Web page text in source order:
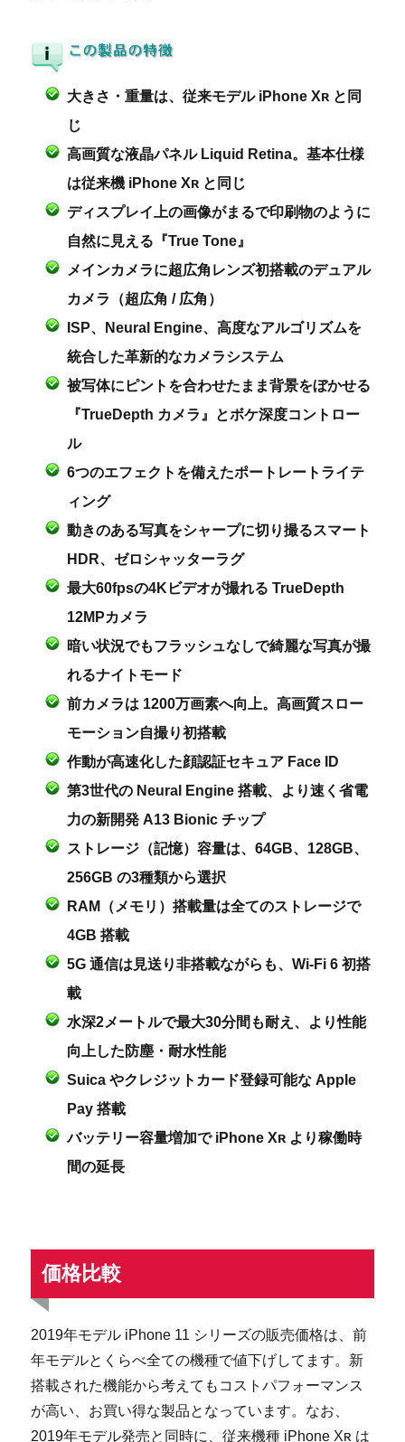
大きさ・重量は、従来モデル iPhone Xʀ と同
じ
高画質な液晶パネル Liquid Retina。基本仕様
は従来機 iPhone Xʀ と同じ
ディスプレイ上の画像がまるで印刷物のように
自然に見える『True Tone』
メインカメラに超広角レンズ初搭載のデュアル
カメラ（超広角 / 広角）
ISP、Neural Engine、高度なアルゴリズムを
統合した革新的なカメラシステム
被写体にピントを合わせたまま背景をぼかせる
『TrueDepth カメラ』とボケ深度コントロー
ル
6つのエフェクトを備えたポートレートライテ
ィング
動きのある写真をシャープに切り撮るスマート
HDR、ゼロシャッターラグ
最大60fpsの4Kビデオが撮れる TrueDepth
12MPカメラ
暗い状況でもフラッシュなしで綺麗な写真が撮
れるナイトモード
前カメラは 1200万画素へ向上。高画質スロー
モーション自撮り初搭載
作動が高速化した顔認証セキュア Face ID
第3世代の Neural Engine 搭載、より速く省電
力の新開発 A13 Bionic チップ
ストレージ（記憶）容量は、64GB、128GB、
256GB の3種類から選択
RAM（メモリ）搭載量は全てのストレージで
4GB 搭載
5G 通信は見送り非搭載ながらも、Wi-Fi 6 初搭
載
水深2メートルで最大30分間も耐え、より性能
向上した防塵・耐水性能
Suica やクレジットカード登録可能な Apple
Pay 搭載
バッテリー容量増加で iPhone Xʀ より稼働時
間の延長
価格比較
2019年モデル iPhone 11 シリーズの販売価格は、前
年モデルとくらべ全ての機種で値下げしてます。新
搭載された機能から考えてもコストパフォーマンス
が高い、お買い得な製品となっています。なお、
2019年モデル発売と同時に、従来機種 iPhone Xʀ は